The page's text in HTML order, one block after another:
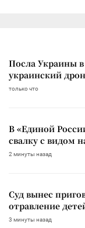
Посла Украины
украинский дрон
только что
В «Единой
свалку с видом
2 минуты назад
Суд вынес
отравление
3 минуты назад